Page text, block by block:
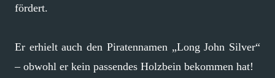
fördert.
Er erhielt auch den Piratennamen „Long John Silver“
– obwohl er kein passendes Holzbein bekommen hat!